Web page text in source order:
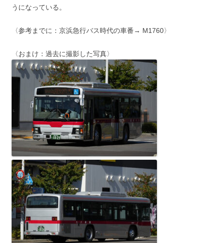
うになっている。
〈参考までに：京浜急行バス時代の車番→ M1760〉
〈おまけ：過去に撮影した写真〉